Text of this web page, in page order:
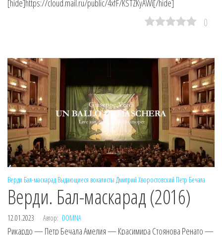
[hide]https://cloud.mail.ru/public/4xfF/KSTZKyAWi[/hide]
0
Верди Бал-маскарад Выдающиеся вокалисты Дмитрий Хворостовский Петр Бечала
Верди. Бал-маскарад (2016)
12.01.2023 Автор: DOMNA
Рикардо — Петр Бечала Амелия — Красимира Стоянова Ренато —